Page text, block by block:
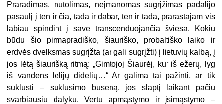
Praradimas, nutolimas, neįmanomas sugrįžimas padalijo
pasaulį į ten ir čia, tada ir dabar, ten ir tada, prarastajam vis
labiau spindint į save transcenduojančia šviesa. Kokiu
būdu šio pirmapradiško, šiauriško, probaltiško laiko ir
erdvės dvelksmas sugrįžta (ar gali sugrįžti) į lietu­vių kalbą, į
jos lėtą šiaurišką ritmą: „Gimtojoj Šiaurėj, kur iš ežerų, lyg
iš van­dens lelijų didelių…“ Ar galima tai pažinti, ar tik
suklusti – suklusimo būseną, jos slaptį laikant pačiu
svarbiausiu dalyku. Vertu apmąstymo ir įsimąstymo –